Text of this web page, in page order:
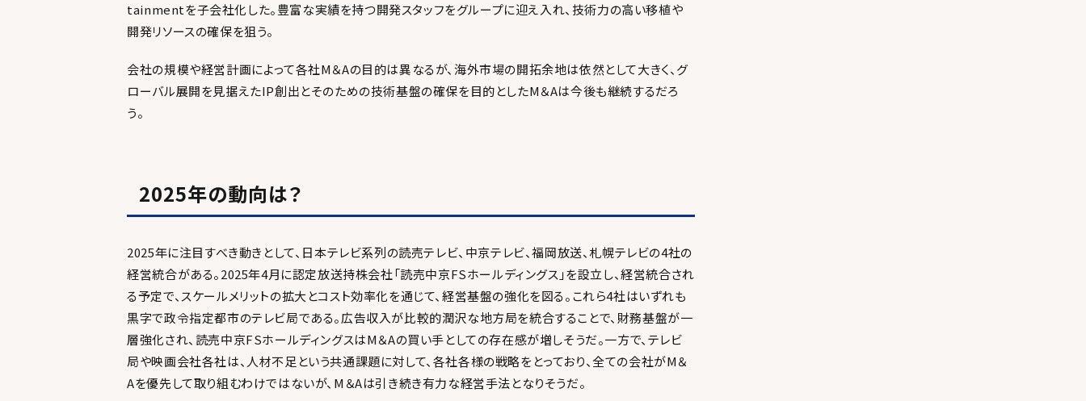
tainmentを子会社化した。豊富な実績を持つ開発スタッフをグループに迎え入れ、技術力の高い移植や
開発リソースの確保を狙う。
会社の規模や経営計画によって各社M＆Aの目的は異なるが、海外市場の開拓余地は依然として大きく、グ
ローバル展開を見据えたIP創出とそのための技術基盤の確保を目的としたM＆Aは今後も継続するだろ
う。
2025年の動向は？
2025年に注目すべき動きとして、日本テレビ系列の読売テレビ、中京テレビ、福岡放送、札幌テレビの4社の
経営統合がある。2025年4月に認定放送持株会社「読売中京FSホールディングス」を設立し、経営統合され
る予定で、スケールメリットの拡大とコスト効率化を通じて、経営基盤の強化を図る。これら4社はいずれも
黒字で政令指定都市のテレビ局である。広告収入が比較的潤沢な地方局を統合することで、財務基盤が一
層強化され、読売中京FSホールディングスはM＆Aの買い手としての存在感が増しそうだ。一方で、テレビ
局や映画会社各社は、人材不足という共通課題に対して、各社各様の戦略をとっており、全ての会社がM＆
Aを優先して取り組むわけではないが、M＆Aは引き続き有力な経営手法となりそうだ。